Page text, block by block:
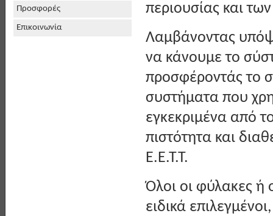
Προσφορές
Επικοινωνία
περιουσίας και
Λαμβάνοντας
να κάνουμε το
προσφέροντάς το
συστήματα που
εγκεκριμένα από
πιστότητα και
Ε.Ε.Τ.Τ.
Όλοι οι φύλακες ή
ειδικά